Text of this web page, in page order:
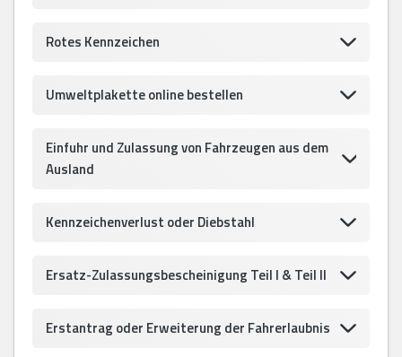
Rotes Kennzeichen
Umweltplakette online bestellen
Einfuhr und Zulassung von Fahrzeugen aus dem
Ausland
Kennzeichenverlust oder Diebstahl
Ersatz-Zulassungsbescheinigung Teil I & Teil II
Erstantrag oder Erweiterung der Fahrerlaubnis